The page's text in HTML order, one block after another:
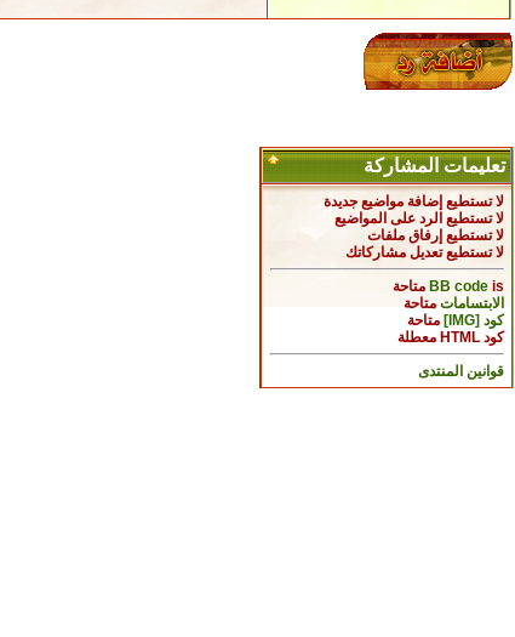
تعليمات المشاركة
لا تستطيع إضافة مواضيع جديدة
لا تستطيع الرد على المواضيع
لا تستطيع إرفاق ملفات
لا تستطيعتعديل مشاركاتك
BB codeis
متاحة
الابتسامات متاحة
كود [IMG]
متاحة
كود HTML
معطلة
قوانين المنتدى